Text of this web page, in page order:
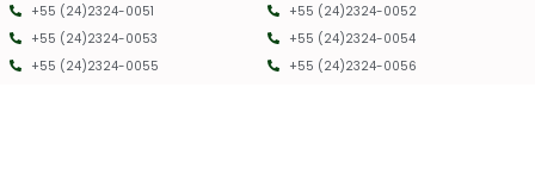
+55 (24)2324-0051
+55 (24)2324-0052
+55 (24)2324-0053
+55 (24)2324-0054
+55 (24)2324-0055
+55 (24)2324-0056